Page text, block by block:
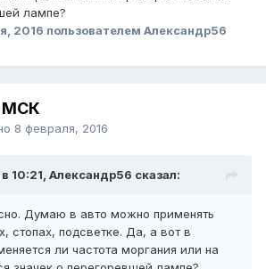
лампе?
2016 пользователем Александр56
МСК
8 февраля, 2016
10:21, Александр56 сказал:
Думаю в авто можно применять
стопах, подсветке. Да, а вот в
ли частота моргания или на